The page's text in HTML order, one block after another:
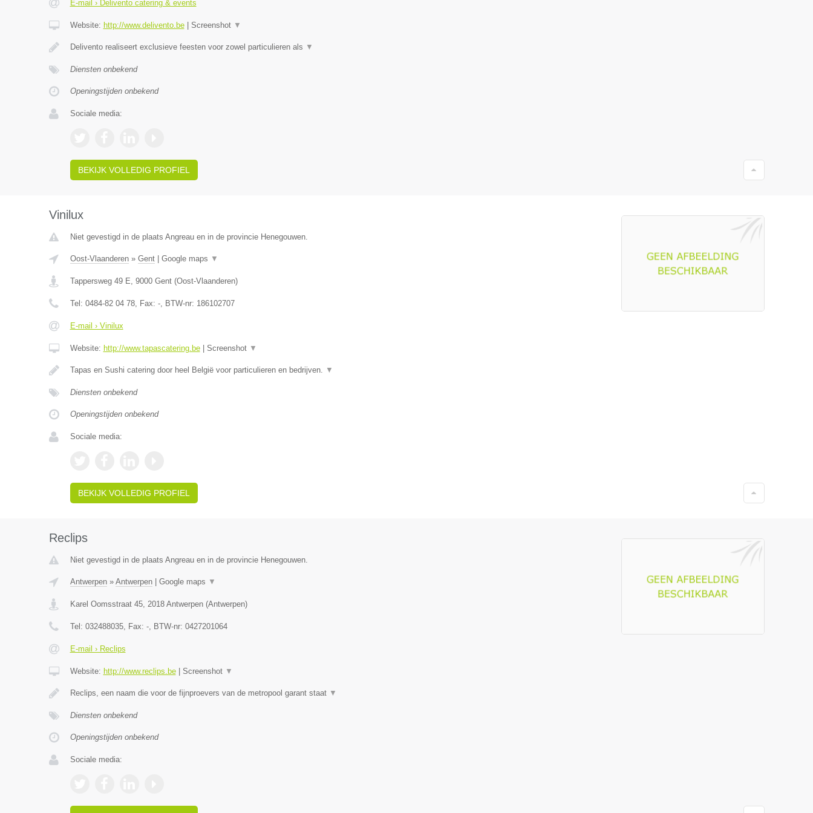
E-mail › Delivento catering & events
Website: http://www.delivento.be| Screenshot ▼
Delivento realiseert exclusieve feesten voor zowel particulieren als ▼
Diensten onbekend
Openingstijden onbekend
Sociale media:
BEKIJK VOLLEDIG PROFIEL
Vinilux
Niet gevestigd in de plaats Angreau en in de provincie Henegouwen.
Oost-Vlaanderen» Gent| Google maps ▼
Tappersweg 49 E, 9000 Gent(Oost-Vlaanderen)
Tel: 0484-82 04 78, Fax: -, BTW-nr: 186102707
E-mail › Vinilux
Website: http://www.tapascatering.be| Screenshot ▼
Tapas en Sushi catering door heel België voor particulieren en bedrijven. ▼
Diensten onbekend
Openingstijden onbekend
Sociale media:
BEKIJK VOLLEDIG PROFIEL
Reclips
Niet gevestigd in de plaats Angreau en in de provincie Henegouwen.
Antwerpen» Antwerpen| Google maps ▼
Karel Oomsstraat 45, 2018 Antwerpen(Antwerpen)
Tel: 032488035, Fax: -, BTW-nr: 0427201064
E-mail › Reclips
Website: http://www.reclips.be| Screenshot ▼
Reclips, een naam die voor de fijnproevers van de metropool garant staat ▼
Diensten onbekend
Openingstijden onbekend
Sociale media: